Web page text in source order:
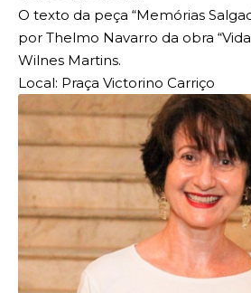
O texto da peça “Memórias
por Thelmo Navarro da obra
Wilnes Martins.
Local: Praça Victorino Carriço